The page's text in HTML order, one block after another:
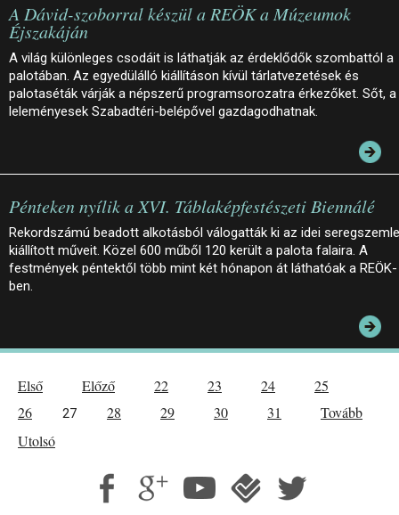
A Dávid-szoborral készül a REÖK a Múzeumok
Éjszakáján
A világ különleges csodáit is láthatják az érdeklődők szombattól a
palotában. Az egyedülálló kiállításon kívül tárlatvezetések és
palotaséták várják a népszerű programsorozatra érkezőket. Sőt, a
leleményesek Szabadtéri-belépővel gazdagodhatnak.
Pénteken nyílik a XVI. Táblaképfestészeti Biennálé
Rekordszámú beadott alkotásból válogatták ki az idei seregszemle
kiállított műveit. Közel 600 műből 120 került a palota falaira. A
festmények péntektől több mint két hónapon át láthatóak a REÖK-
ben.
Első Előző 22 23 24
25
26
27 28 29 30 31
Tovább
Utolsó